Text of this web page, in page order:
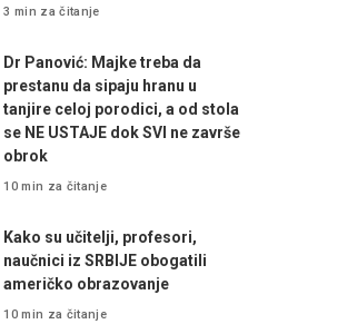
3 min za čitanje
Dr Panović: Majke treba da
prestanu da sipaju hranu u
tanjire celoj porodici, a od stola
se NE USTAJE dok SVI ne završe
obrok
10 min za čitanje
Kako su učitelji, profesori,
naučnici iz SRBIJE obogatili
američko obrazovanje
10 min za čitanje